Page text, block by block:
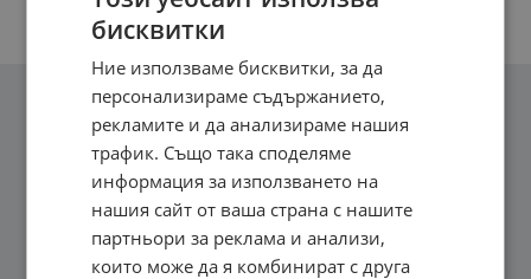
бисквитки
Ние използваме бисквитки, за да
персонализираме съдържанието,
рекламите и да анализираме нашия
трафик. Също така споделяме
информация за използването на
нашия сайт от ваша страна с нашите
партньори за реклама и анализи,
които може да я комбинират с друга